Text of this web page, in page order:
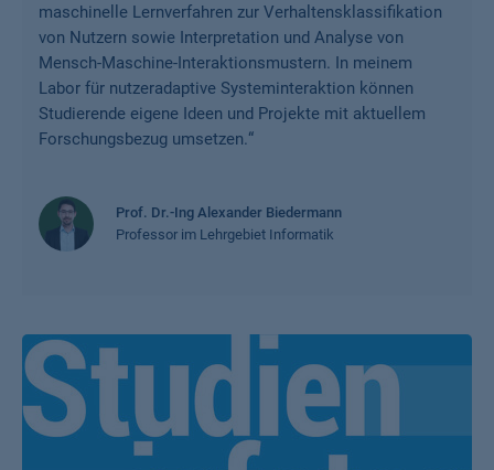
Prof. Dr.-Ing Alexander Biedermann
Professor im Lehrgebiet Informatik
maschinelle Lernverfahren zur Verhaltensklassifikation
von Nutzern sowie Interpretation und Analyse von
Mensch-Maschine-Interaktionsmustern. In meinem
Labor für nutzeradaptive Systeminteraktion können
Studierende eigene Ideen und Projekte mit aktuellem
Forschungsbezug umsetzen.“